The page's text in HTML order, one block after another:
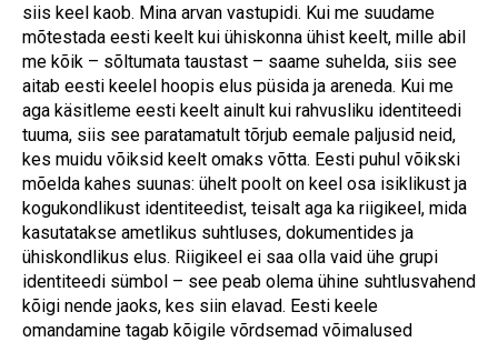
siis keel kaob. Mina arvan vastupidi. Kui me suudame
mõtestada eesti keelt kui ühiskonna ühist keelt, mille abil
me kõik – sõltumata taustast – saame suhelda, siis see
aitab eesti keelel hoopis elus püsida ja areneda. Kui me
aga käsitleme eesti keelt ainult kui rahvusliku identiteedi
tuuma, siis see paratamatult tõrjub eemale paljusid neid,
kes muidu võiksid keelt omaks võtta. Eesti puhul võikski
mõelda kahes suunas: ühelt poolt on keel osa isiklikust ja
kogukondlikust identiteedist, teisalt aga ka riigikeel, mida
kasutatakse ametlikus suhtluses, dokumentides ja
ühiskondlikus elus. Riigikeel ei saa olla vaid ühe grupi
identiteedi sümbol – see peab olema ühine suhtlusvahend
kõigi nende jaoks, kes siin elavad. Eesti keele
omandamine tagab kõigile võrdsemad võimalused